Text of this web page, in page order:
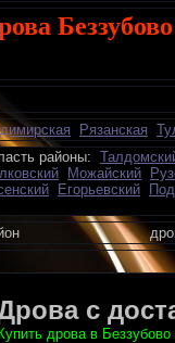
Рязанская
районы:
Можайский
Егорьевский
район
с
Купить дрова в